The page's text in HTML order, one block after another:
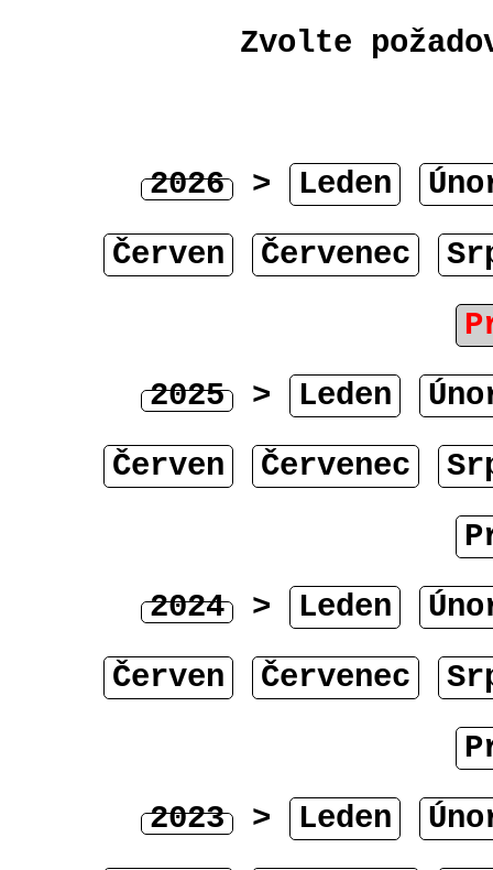
Zvolte
2026 > Leden
Červen
Červenec
2025 > Leden
Červen
Červenec
2024 > Leden
Červen
Červenec
2023 > Leden